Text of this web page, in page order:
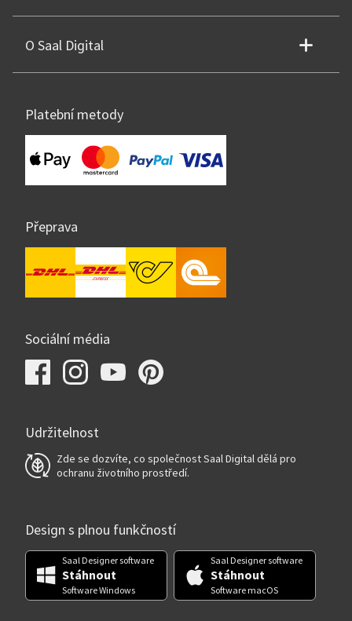
O Saal Digital
Platební metody
Přeprava
Sociální média
Udržitelnost
Zde se dozvíte, co společnost Saal Digital dělá pro
ochranu životního prostředí.
Design s plnou funkčností
Saal Designer software
Stáhnout
Software Windows
Saal Designer software
Stáhnout
Software macOS